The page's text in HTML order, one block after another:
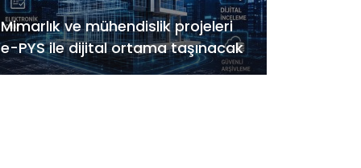
Mimarlık ve mühendislik projeleri
e-PYS ile dijital ortama taşınacak